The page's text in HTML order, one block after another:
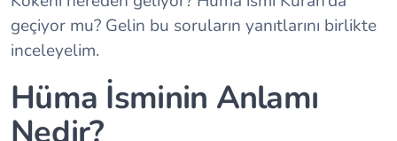
geçiyor mu? Gelin bu soruların yanıtlarını birlikte
inceleyelim.
Hüma İsminin Anlamı
Nedir?